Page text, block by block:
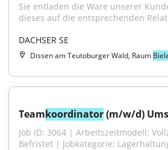
Sie entladen die Ware unserer
dieses auf die entsprechenden
DACHSER SE
Dissen am Teutoburger Wald, Raum
Teamkoordinator (m/w/d)
Job ID: 3064 | Arbeitszeitmodell:
Befristet | Jobkategorie: